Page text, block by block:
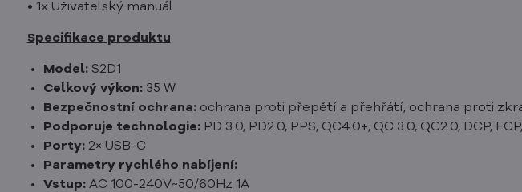
• 1x Uživatelský manuál
Specifikace produktu
Model:S2D1
Celkový výkon:35 W
Bezpečnostní ochrana:ochrana proti přepětí a přehřátí, ochrana proti
Podporuje technologie: PD 3.0, PD2.0, PPS, QC4.0+, QC 3.0, QC2.0, DCP,
Porty: 2× USB-C
Parametry rychlého nabíjení:
Vstup:AC 100-240V~50/60Hz 1A